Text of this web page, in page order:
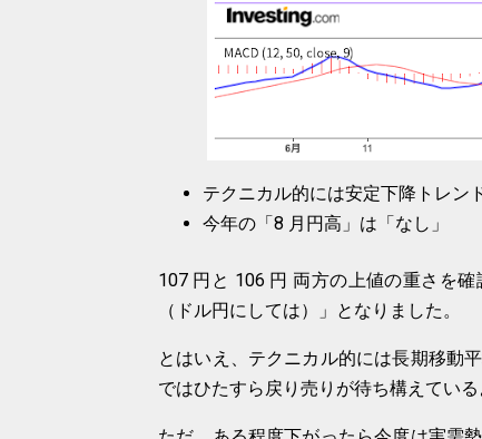
テクニカル的には安定下降トレン
今年の「8 月円高」は「なし」
107 円と 106 円 両方の上値の重さを
（ドル円にしては）」となりました。
とはいえ、テクニカル的には長期移動
ではひたすら戻り売りが待ち構えている